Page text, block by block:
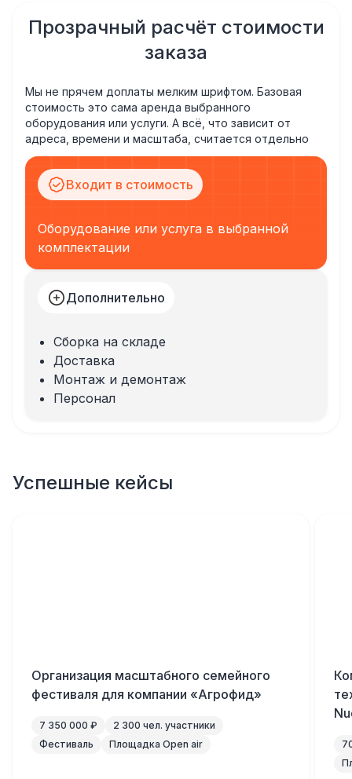
Прозрачный расчёт стоимости
заказа
Мы не прячем доплаты мелким шрифтом. Базовая
стоимость это сама аренда выбранного
оборудования или услуги. А всё, что зависит от
адреса, времени и масштаба, считается отдельно
Входит в стоимость
Оборудование или услуга в выбранной
комплектации
Дополнительно
Сборка на складе
Доставка
Монтаж и демонтаж
Персонал
Успешные кейсы
Организация масштабного семейного
фестиваля для компании «Агрофид»
7 350 000 ₽
2 300 чел. участники
Фестиваль
Площадка Open air